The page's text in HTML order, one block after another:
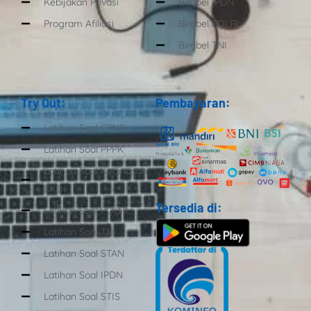
Program Afiliasi
Bimbel POLRI
Bimbel TNI
Try Out:
Latihan Soal CPNS
Latihan Soal PPPK
Latihan Soal Kedinasan
SKD
Latihan Soal POLRI
Latihan Soal TNI
Latihan Soal STAN
Latihan Soal IPDN
Latihan Soal STIS
Pembayaran:
Tersedia di: